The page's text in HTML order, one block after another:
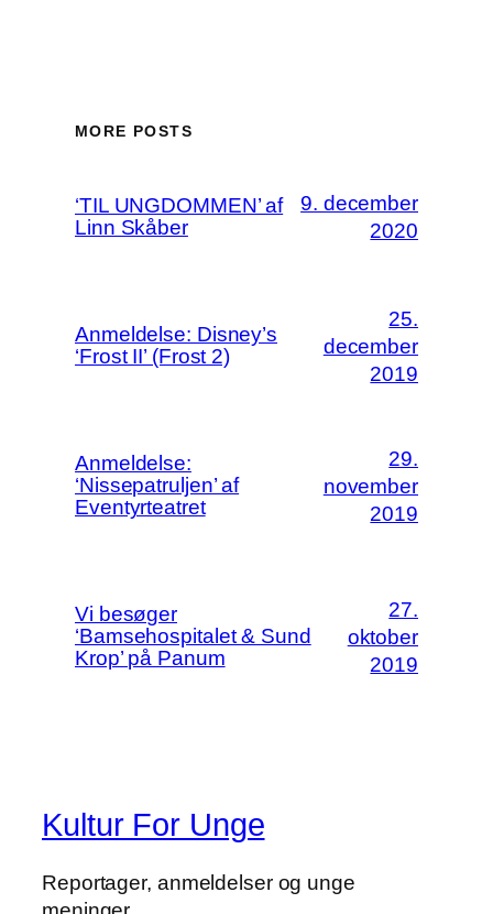
MORE POSTS
‘TIL UNGDOMMEN’ af
Linn Skåber
9. december
2020
Anmeldelse: Disney’s
‘Frost II’ (Frost 2)
25.
december
2019
Anmeldelse:
‘Nissepatruljen’ af
Eventyrteatret
29.
november
2019
Vi besøger
‘Bamsehospitalet & Sund
Krop’ på Panum
27.
oktober
2019
Kultur For Unge
Reportager, anmeldelser og unge